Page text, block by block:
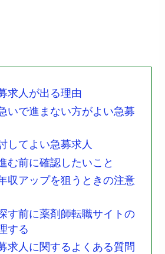
求人が出る理由
いで進まない方がよい急募
してよい急募求人
む前に確認したいこと
収アップを狙うときの注意
す前に薬剤師転職サイトの
する
求人に関するよくある質問